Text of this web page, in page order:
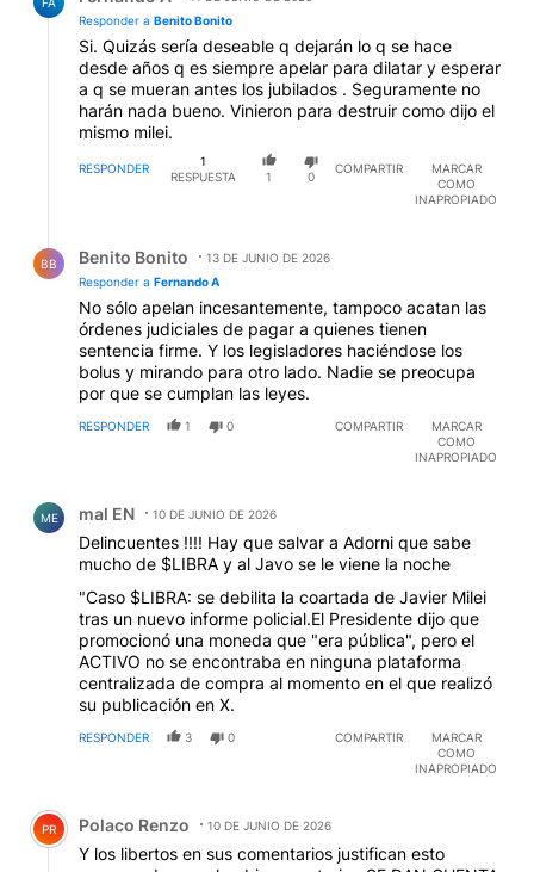
Responder a Benito Bonito
Si. Quizás sería deseable q dejarán lo q se hace
desde años q es siempre apelar para dilatar y esperar
a q se mueran antes los jubilados . Seguramente no
harán nada bueno. Vinieron para destruir como dijo el
mismo milei.
RESPONDER
1
RESPUESTA
1 0
COMPARTIR
MARCAR
COMO
INAPROPIADO
BB Benito Bonito
13 DE JUNIO DE 2026
Responder a Fernando A
No sólo apelan incesantemente, tampoco acatan las
órdenes judiciales de pagar a quienes tienen
sentencia firme. Y los legisladores haciéndose los
bolus y mirando para otro lado. Nadie se preocupa
por que se cumplan las leyes.
RESPONDER 1 0 COMPARTIR
MARCAR
COMO
INAPROPIADO
ME mal EN 10 DE JUNIO DE 2026
Delincuentes !!!! Hay que salvar a Adorni que sabe
mucho de $LIBRA y al Javo se le viene la noche
"Caso $LIBRA: se debilita la coartada de Javier Milei
tras un nuevo informe policial.El Presidente dijo que
promocionó una moneda que "era pública", pero el
ACTIVO no se encontraba en ninguna plataforma
centralizada de compra al momento en el que realizó
su publicación en X.
RESPONDER 3 0 COMPARTIR
MARCAR
COMO
INAPROPIADO
Comentario de Polaco Renzo.
PR Polaco Renzo 10 DE JUNIO DE 2026
Y los libertos en sus comentarios justifican esto